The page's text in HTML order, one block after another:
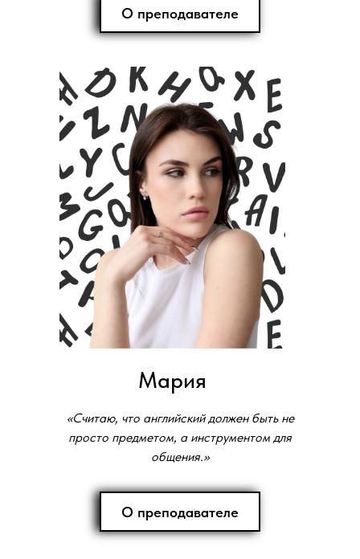
О преподавателе
О преподавателе
Мария
«Считаю, что английский должен быть не
просто предметом, а инструментом для
общения.»